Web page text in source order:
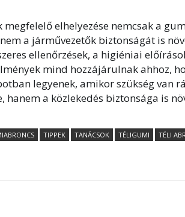
megfelelő elhelyezése nemcsak a
a járművezetők biztonságát is
ellenőrzések, a higiéniai
mind hozzájárulnak ahhoz,
legyenek, amikor szükség van
hanem a közlekedés biztonsága is
TIPPEK TANÁCSOK TÉLIGUMI TÉLI